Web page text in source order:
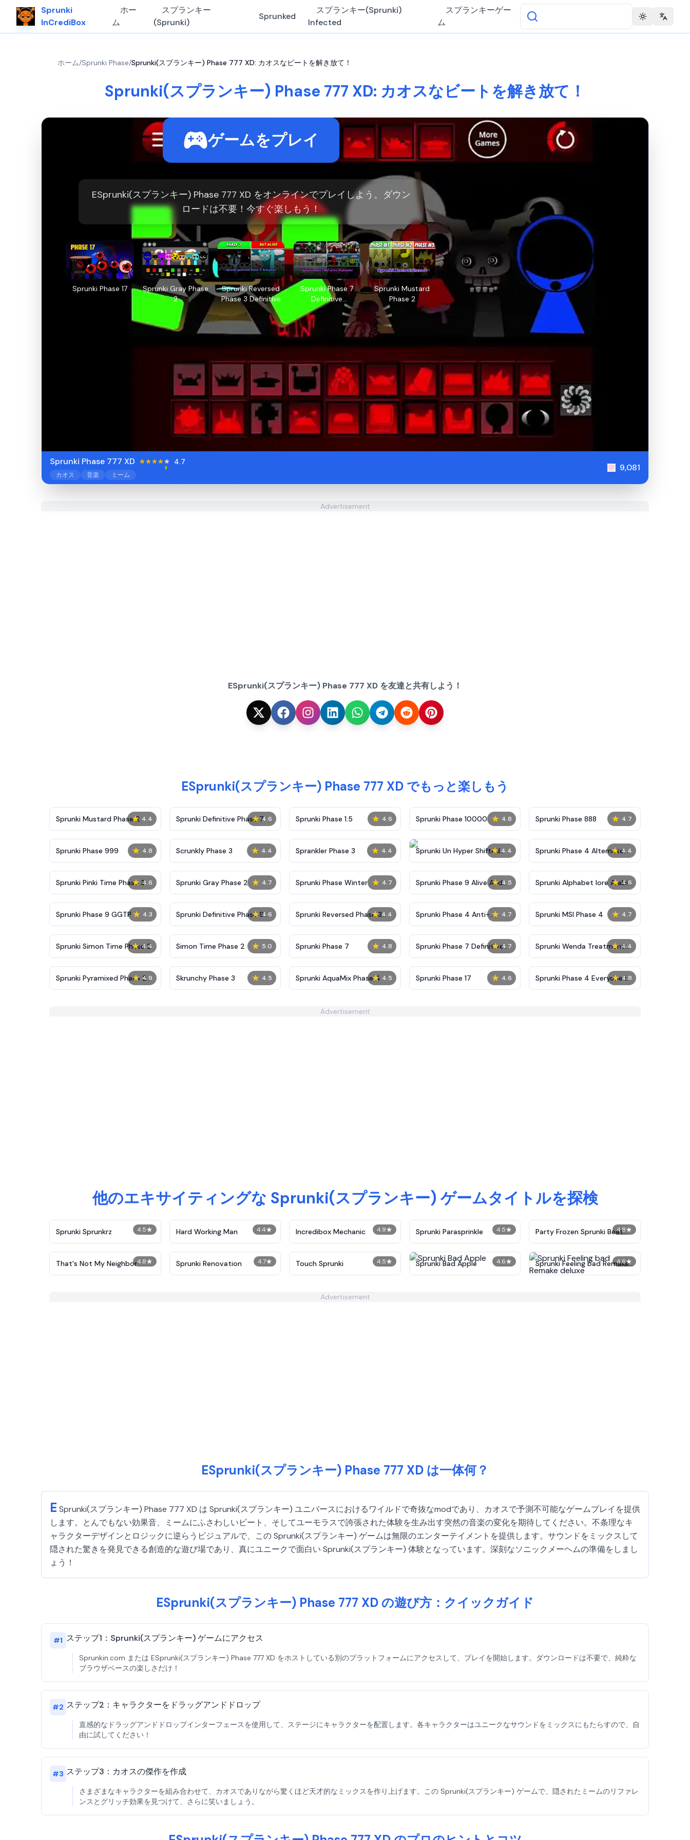
Sprunki
InCrediBox
ホー
ム
スプランキー
(Sprunki)
Sprunked
スプランキー(Sprunki)
Infected
スプランキーゲー
ム
Toggle theme
ホーム/Sprunki Phase/Sprunki(スプランキー) Phase 777 XD: カオスなビートを解き放て！
Sprunki(スプランキー) Phase 777 XD: カオスなビートを解き放て！
ゲームをプレイ
ESprunki(スプランキー) Phase 777 XD をオンラインでプレイしよう。ダウン
ロードは不要！今すぐ楽しもう！
Sprunki Phase 17
Sprunki Gray Phase
2
Sprunki Reversed
Phase 3 Definitive
Sprunki Phase 7
Definitive
(Fanmade)
Sprunki Mustard
Phase 2
Sprunki Phase 777 XD 4.7
カオス 音楽 ミーム
9,081
Advertisement
ESprunki(スプランキー) Phase 777 XD を友達と共有しよう！
ESprunki(スプランキー) Phase 777 XD でもっと楽しもう
★ 4.4
Sprunki Mustard Phase 2 ★ 4.6
Sprunki Definitive Phase 7 ★ 4.6
Sprunki Phase 1.5 ★ 4.8
Sprunki Phase 10000 ★ 4.7
Sprunki Phase 888
★ 4.8
Sprunki Phase 999 ★ 4.4
Scrunkly Phase 3 ★ 4.4
Sprankler Phase 3 ★ 4.4
Sprunki Un Hyper Shifted
Phase 4
★ 4.4
Sprunki Phase 4 Alternate
Edition
★ 4.6
Sprunki Pinki Time Phase 3 ★ 4.7
Sprunki Gray Phase 2 ★ 4.7
Sprunki Phase Winter ★ 4.5
Sprunki Phase 9 Alive And
Malediction
★ 4.6
Sprunki Alphabet lore Arabic
Phase 3
★ 4.3
Sprunki Phase 9 GGTP ★ 4.6
Sprunki Definitive Phase 9
New
★ 4.4
Sprunki Reversed Phase 3
Definitive
★ 4.7
Sprunki Phase 4 Anti-
Shifted
★ 4.7
Sprunki MSI Phase 4
★ 4.4
Sprunki Simon Time Phase 2 ★ 5.0
Simon Time Phase 2 ★ 4.8
Sprunki Phase 7 ★ 4.7
Sprunki Phase 7 Definitive
(Fanmade)
★ 4.4
Sprunki Wenda Treatment
Phase 40
★ 4.9
Sprunki Pyramixed Phase 2
Remake
★ 4.5
Skrunchy Phase 3 ★ 4.5
Sprunki AquaMix Phase 4 ★ 4.6
Sprunki Phase 17 ★ 4.8
Sprunki Phase 4 Everyone is
Alive
Advertisement
他のエキサイティングな Sprunki(スプランキー) ゲームタイトルを探検
4.5★
Sprunki Sprunkrz 4.4★
Hard Working Man 4.9★
Incredibox Mechanic 4.5★
Sprunki Parasprinkle 4.8★
Party Frozen Sprunki Beat
IncrediBox
4.8★
That's Not My Neighbor 4.7★
Sprunki Renovation 4.5★
Touch Sprunki 4.6★
Sprunki Bad Apple 4.6★
Sprunki Feeling bad Remake
deluxe
Advertisement
ESprunki(スプランキー) Phase 777 XD は一体何？
E Sprunki(スプランキー) Phase 777 XD は Sprunki(スプランキー) ユニバースにおけるワイルドで奇抜なmodであり、カオスで予測不可能なゲームプレイを提供
します。とんでもない効果音、ミームにふさわしいビート、そしてユーモラスで誇張された体験を生み出す突然の音楽の変化を期待してください。不条理なキ
ャラクターデザインとロジックに逆らうビジュアルで、この Sprunki(スプランキー) ゲームは無限のエンターテイメントを提供します。サウンドをミックスして
隠された驚きを発見できる創造的な遊び場であり、真にユニークで面白い Sprunki(スプランキー) 体験となっています。深刻なソニックメーヘムの準備をしまし
ょう！
ESprunki(スプランキー) Phase 777 XD の遊び方：クイックガイド
#1 ステップ1：Sprunki(スプランキー) ゲームにアクセス
Sprunkin.com または ESprunki(スプランキー) Phase 777 XD をホストしている別のプラットフォームにアクセスして、プレイを開始します。ダウンロードは不要で、純粋な
ブラウザベースの楽しさだけ！
#2 ステップ2：キャラクターをドラッグアンドドロップ
直感的なドラッグアンドドロップインターフェースを使用して、ステージにキャラクターを配置します。各キャラクターはユニークなサウンドをミックスにもたらすので、自
由に試してください！
#3 ステップ3：カオスの傑作を作成
さまざまなキャラクターを組み合わせて、カオスでありながら驚くほど天才的なミックスを作り上げます。この Sprunki(スプランキー) ゲームで、隠されたミームのリファレ
ンスとグリッチ効果を見つけて、さらに笑いましょう。